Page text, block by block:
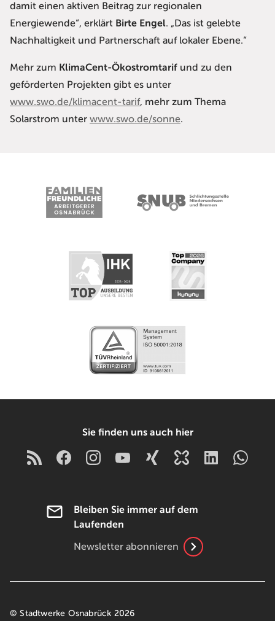
damit einen aktiven Beitrag zur regionalen
Energiewende“, erklärt Birte Engel. „Das ist gelebte
Nachhaltigkeit und Partnerschaft auf lokaler Ebene.“
Mehr zum KlimaCent-Ökostromtarif und zu den
geförderten Projekten gibt es unter
www.swo.de/klimacent-tarif, mehr zum Thema
Solarstrom unter www.swo.de/sonne.
Sie finden uns auch hier
Bleiben Sie immer auf dem
Laufenden
Newsletter abonnieren
© Stadtwerke Osnabrück 2026